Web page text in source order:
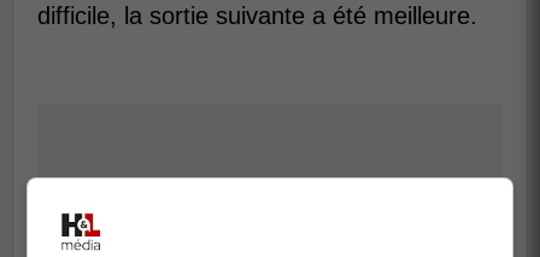
difficile, la sortie suivante a été meilleure.